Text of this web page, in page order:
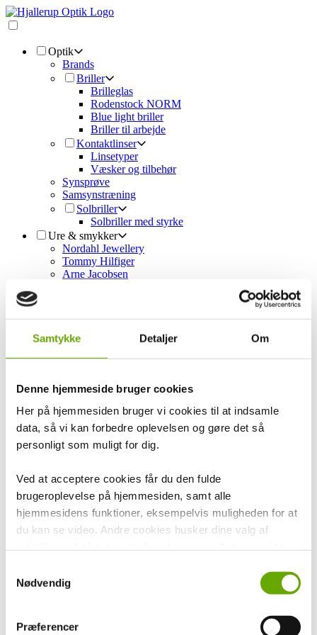
Samtykke Detaljer Om
Denne hjemmeside bruger cookies
Her på hjemmesiden bruger vi cookies til at indsamle
data, så vi kan forbedre oplevelsen og gøre det så
personligt som muligt for dig.
Ved at acceptere cookies får du den fulde
brugeroplevelse på hjemmesiden, samt alle
hjemmesidens funktioner, eksempelvis muligheden for at
du kan se video. Andre cookies husker dine valg af
forbindelse med marketing.
Ved at trykke på 'Tillad alle' giver du samtykke til alle
disse formål. Du kan også vælge at tilkendegive, hvilke
Nødvendig
Præferencer
Optik
Brands
Briller
Brilleglas
Rodenstock NORM
Blue light briller
Briller til arbejde
Kontaktlinser
Linsetyper
Væsker og tilbehør
Synsprøve
Samsynstræning
Solbriller
Solbriller med styrke
Ure & smykker
Nordahl Jewellery
Tommy Hilfiger
Arne Jacobsen
Aagaard Jewellery
By Laesoe
Aqua Dulce
Bonett
Citizen
Gaveartikler
Kay Bojesen
Kodanska
Willow Tree
Fablewood
Cooee Design
Mouse & Pen Illustration
LindDNA
House of Sander